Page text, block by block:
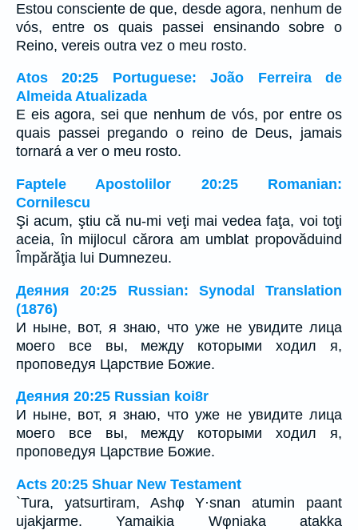
Estou consciente de que, desde agora, nenhum de
vós, entre os quais passei ensinando sobre o
Reino, vereis outra vez o meu rosto.
Atos 20:25 Portuguese: João Ferreira de
Almeida Atualizada
E eis agora, sei que nenhum de vós, por entre os
quais passei pregando o reino de Deus, jamais
tornará a ver o meu rosto.
Faptele Apostolilor 20:25 Romanian:
Cornilescu
Şi acum, ştiu că nu-mi veţi mai vedea faţa, voi toţi
aceia, în mijlocul cărora am umblat propovăduind
Împărăţia lui Dumnezeu.
Деяния 20:25 Russian: Synodal Translation
(1876)
И ныне, вот, я знаю, что уже не увидите лица
моего все вы, между которыми ходил я,
проповедуя Царствие Божие.
Деяния 20:25 Russian koi8r
И ныне, вот, я знаю, что уже не увидите лица
моего все вы, между которыми ходил я,
проповедуя Царствие Божие.
Acts 20:25 Shuar New Testament
`Tura, yatsurtiram, Ashφ Y·snan atumin paant
ujakjarme. Yamaikia Wφniaka atakka